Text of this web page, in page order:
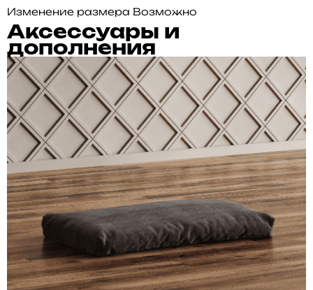
Изменение размера Возможно
Аксессуары и
дополнения